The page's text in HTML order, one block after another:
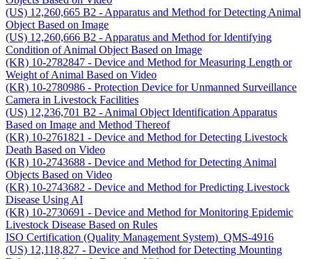
(US) 12,260,665 B2 - Apparatus and Method for Detecting Animal
Object Based on Image
(US) 12,260,666 B2 - Apparatus and Method for Identifying
Condition of Animal Object Based on Image
(KR) 10-2782847 - Device and Method for Measuring Length or
Weight of Animal Based on Video
(KR) 10-2780986 - Protection Device for Unmanned Surveillance
Camera in Livestock Facilities
(US) 12,236,701 B2 - Animal Object Identification Apparatus
Based on Image and Method Thereof
(KR) 10-2761821 - Device and Method for Detecting Livestock
Death Based on Video
(KR) 10-2743688 - Device and Method for Detecting Animal
Objects Based on Video
(KR) 10-2743682 - Device and Method for Predicting Livestock
Disease Using AI
(KR) 10-2730691 - Device and Method for Monitoring Epidemic
Livestock Disease Based on Rules
ISO Certification (Quality Management System)_QMS-4916
(US) 12,118,827 - Device and Method for Detecting Mounting